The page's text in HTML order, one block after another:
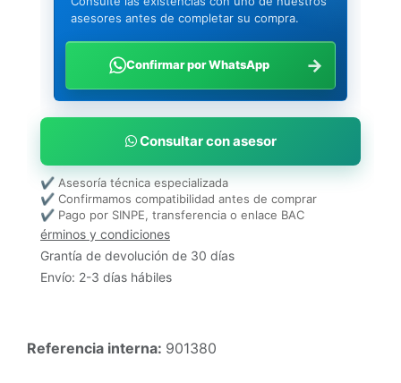
asesores antes de completar su compra.
Confirmar por WhatsApp →
Consultar con asesor
✔ Asesoría técnica especializada
✔ Confirmamos compatibilidad antes de comprar
✔ Pago por SINPE, transferencia o enlace BAC
érminos y condiciones
Grantía de devolución de 30 días
Envío: 2-3 días hábiles
Referencia interna: 901380